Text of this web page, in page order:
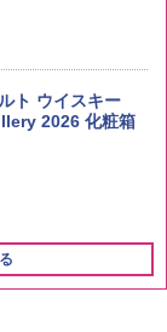
ト ウイスキー
2026 化粧箱